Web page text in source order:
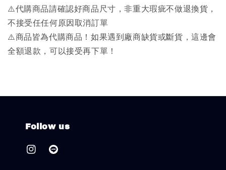
⚠️代購商品請確認好商品尺寸，非重大瑕疵不做退換貨，
不接受任任何原因取消訂單
⚠️商品皆為代購商品！如果遇到廠商缺貨或斷貨，這邊會
全額退款，可以接受再下單！
Follow us